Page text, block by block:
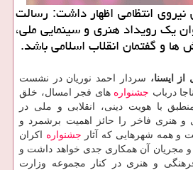
نیروی انتظامی اظهار داشت: رسالت
یك رویداد هنری و سینمایی ملی،
ها و گفتمان انقلاب اسلامی باشد.
ایسنا، سردار احمد نوریان در نشست
درباب جشنواره های فجر امسال، خلق
منطبق با هویت دینی، انقلابی و ملی در
و هنری فاخر را حائز اهمیت برشمرد و
و همه شهرهایی كه آثار جشنواره اكران
و مجریان آن همكاری جدی خواهد داشت و
و هنری در كنار مجموعه وزارت